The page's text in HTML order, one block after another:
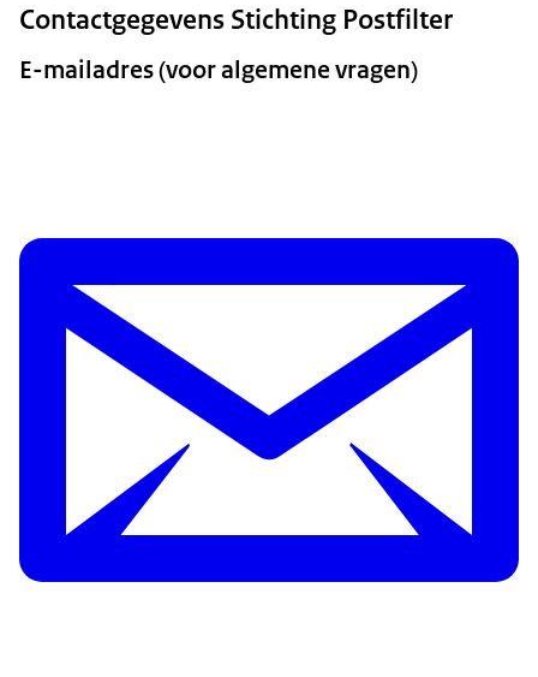
Contactgegevens Stichting Postfilter
E-mailadres (voor algemene vragen)